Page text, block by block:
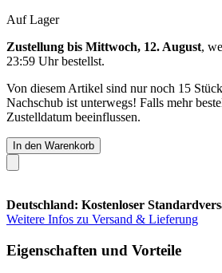
Auf Lager
Zustellung bis Mittwoch, 12. August,
23:59 Uhrbestellst.
Von diesem Artikel sind nur noch 15
Nachschub ist unterwegs! Falls mehr
Zustelldatum beeinflussen.
In den Warenkorb
Deutschland: Kostenloser
Weitere Infos zu Versand & Lieferung
Eigenschaften und Vorteile